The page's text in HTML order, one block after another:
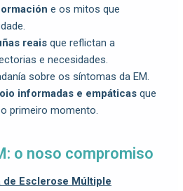
e os mitos que
reais que reflictan a
e necesidades.
sobre os síntomas da EM.
informadas e empáticas que
primeiro momento.
o noso compromiso
de Esclerose Múltiple